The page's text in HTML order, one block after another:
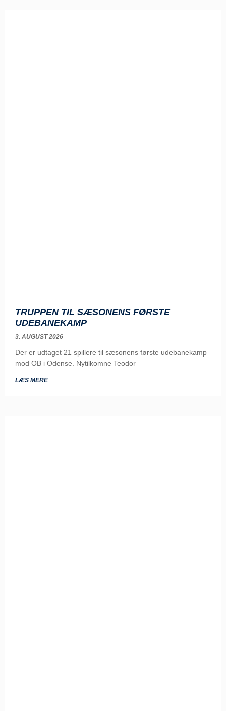
TRUPPEN TIL SÆSONENS FØRSTE
UDEBANEKAMP
3. AUGUST 2026
Der er udtaget 21 spillere til sæsonens første udebanekamp
mod OB i Odense. Nytilkomne Teodor
LÆS MERE